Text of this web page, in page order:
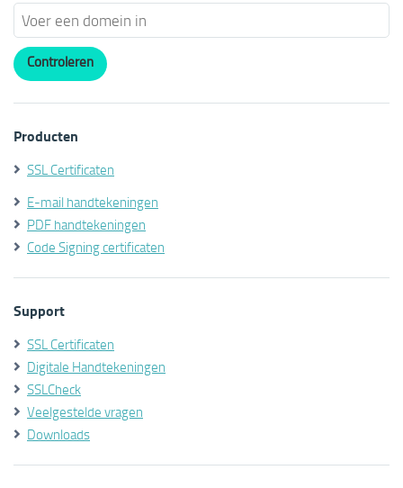
Producten
SSL Certificaten
E-mail handtekeningen
PDF handtekeningen
Code Signing certificaten
Support
SSL Certificaten
Digitale Handtekeningen
SSLCheck
Veelgestelde vragen
Downloads